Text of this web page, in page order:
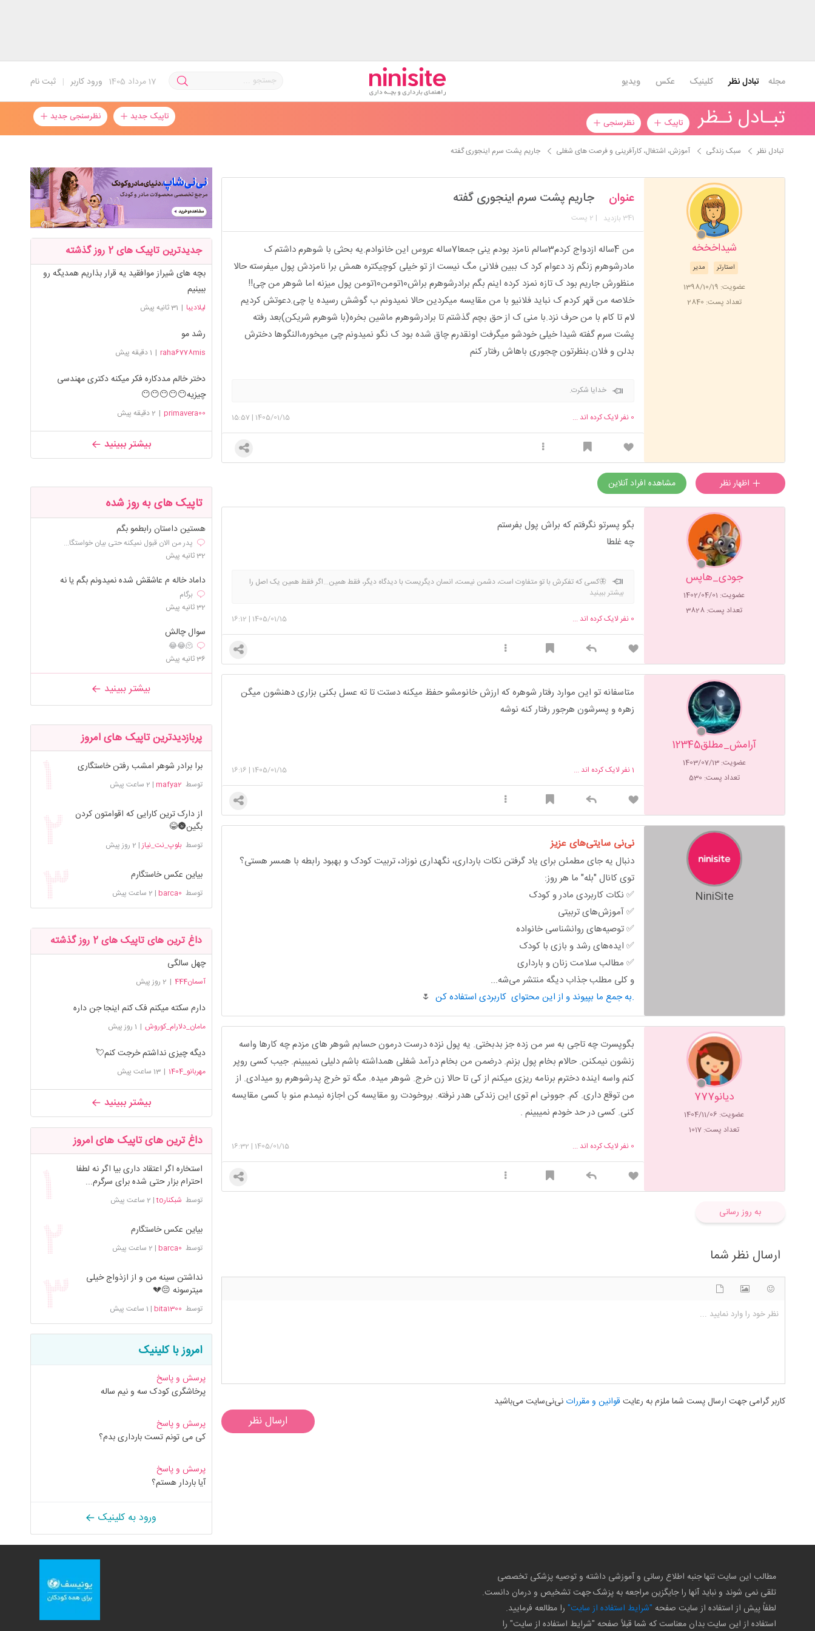
ثبت نام | ورود کاربر 17مرداد 1405 مجله تبادل نظر کلینیک عکس ویدیو
تبـادل نـظر تاپیک نظرسنجی تاپیک جدید نظرسنجی جدید
تبادل نظر سبک زندگی آموزش، اشتغال، کارآفرینی و فرصت های شغلی جاریم پشت سرم اینجوری گفته
شیداخخخه
مدیر استارتر
عضویت: 1398/10/19
تعداد پست: 2840
عنوان جاریم پشت سرم اینجوری گفته
341 بازدید | 2 پست
من 4ساله ازدواج کردم3سالم نامزد بودم ینی جمعا7ساله عروس این خانوادم.یه بحثی با شوهرم داشتم ک
مادرشوهرم زنگم زد دعوام کرد ک ببین فلانی مگ نیست از تو خیلی کوچیکتره همش برا نامزدش پول میفرسته حالا
منظورش جاریم بود ک تازه نمزد کرده اینم بگم برادرشوهرم براش10تومن10تومن پول میزنه اما شوهر من چی!!
خلاصه من قهر کردم ک نباید فلانیو با من مقایسه میکردین حالا نمیدونم ب گوشش رسیده یا چی.دعوتش کردیم
لام تا کام با من حرف نزد.با منی ک از حق بچم گذشتم تا برادرشوهرم ماشین بخره(با شوهرم شریکن)بعد رفته
پشت سرم گفته شیدا خیلی خودشو میگرفت اونقدرم چاق شده بود ک نگو نمیدونم چی میخوره،النگوها دخترش
بدلن و فلان.بنظرتون چجوری باهاش رفتار کنم
خدایا شکرت.
1405/01/15
|
15:57 0 نفر لایک کرده اند ...
مشاهده افراد آنلاین
جودی_هاپس
عضویت: 1402/04/01
تعداد پست: 3828
بگو پسرتو نگرفتم که براش پول بفرستم
چه غلطا
🦋کسی که تفکرش با تو متفاوت است، دشمن نیست، انسان دیگریست با دیدگاه دیگر، فقط همین...اگر فقط همین یک اصل را
می پذیرفتیم، روابطمان بهتر می شد، آرامشی توام با احترام، به همین سادگی! مشکل ما افکار بسته است..!
بیشتر ببینید
1405/01/15
|
16:12 0 نفر لایک کرده اند ...
آرامش_مطلق12345
عضویت: 1403/07/13
تعداد پست: 530
متاسفانه تو این موارد رفتار شوهره که ارزش خانومشو حفظ میکنه دستت تا ته عسل بکنی بزاری دهنشون میگن
زهره و پسرشون هرجور رفتار کنه نوشه
1405/01/15
|
16:16 1نفر لایک کرده اند ...
NiniSite
نی‌نی سایتی‌های عزیز
دنبال یه جای مطمئن برای یاد گرفتن نکات بارداری، نگهداری نوزاد، تربیت کودک و بهبود رابطه با همسر هستی؟
توی کانال "بله" ما هر روز:
✅ نکات کاربردی مادر و کودک
✅ آموزش‌های تربیتی
✅ توصیه‌های روانشناسی خانواده
✅ ایده‌های رشد و بازی با کودک
✅ مطالب سلامت زنان و بارداری
و کلی مطلب جذاب دیگه منتشر می‌شه...
به جمع ما بپیوند و از این محتوای کاربردی استفاده کن.
🌷
دیانو777
عضویت: 1404/11/06
تعداد پست: 1017
بگوپسرت چه تاجی به سر من زده جز بدبختی. یه پول نزده درست درمون حسابم شوهر های مزدم چه کارها واسه
زنشون نیمکنن. حالام بخام پول بزنم. درضمن من بخام درآمد شغلی همداشته باشم دلیلی نمیبینم. جیب کسی روپر
کنم واسه اینده دخترم برنامه ریزی میکنم از کی تا حالا زن خرج. شوهر میده. مگه تو خرج پدرشوهرم رو میدادی. از
من توقع داری. کم. جوونی ام توی این زندکی هدر نرفته. بروخودت رو مقایسه کن اجازه نیمدم منو با کسی مقایسه
کنی. کسی در حد خودم نمیبینم .
1405/01/15
|
16:32 0 نفر لایک کرده اند ...
به روز رسانی
ارسال نظر شما
نظر خود را وارد نمایید ...
کاربر گرامی جهت ارسال پست شما ملزم به رعایت قوانین و مقرراتنی‌نی‌سایت می‌باشید
ارسال نظر
جدیدترین تاپیک های 2 روز گذشته
بچه های شیراز موافقید یه قرار بذاریم همدیگه رو
ببینیم
لیلادیبا | 31 ثانیه پیش
رشد مو
raha6778mis
| 1 دقیقه پیش
دختر خالم مددکاره فکر میکنه دکتری مهندسی
چیزیه😶😶😶😶😶
primavera00
| 2 دقیقه پیش
بیشتر ببینید
تاپیک های به روز شده
هستین داستان رابطمو بگم
پدر من الان قبول نمیکنه حتی بیان خواستگا...
32 ثانیه پیش
داماد خاله م عاشقش شده نمیدونم بگم یا نه
برگام
32 ثانیه پیش
سوال چالش
🫠😂😂
36 ثانیه پیش
بیشتر ببینید
پربازدیدترین تاپیک های امروز
برا برادر شوهر امشب رفتن خاستگاری
توسط mafya2
| 2 ساعت پیش
از دارک ترین کارایی که اقوامتون کردن
بگین🌚😂
توسطبلوپ_نت_نیاز| 2 روز پیش
بیاین عکس خاستگارم
توسط barca0
| 2 ساعت پیش
داغ ترین های تاپیک های 2 روز گذشته
چهل سالگی
آسمان444 | 2 روز پیش
دارم سکته میکنم فک کنم اینجا جن داره
مامان_دلارام_کوروش | 1 روز پیش
دیگه چیزی نداشتم خرجت کنم💘
مهربانو_1404 | 13 ساعت پیش
بیشتر ببینید
داغ ترین های تاپیک های امروز
استخاره اگر اعتقاد داری بیا اگر نه لطفا
احترام بزار حتی شده برای سرگرم...
توسط شبکنارto | 2 ساعت پیش
بیاین عکس خاستگارم
توسط barca0
| 2 ساعت پیش
نداشتن سینه من و از ازذواج خیلی
میترسونه 😔💔
توسط bita1300
| 1 ساعت پیش
امروز با کلینیک
پرسش و پاسخ
پرخاشگری کودک سه و نیم ساله
پرسش و پاسخ
کی می تونم تست بارداری بدم؟
پرسش و پاسخ
آیا باردار هستم؟
ورود به کلینیک
مطالب این سایت تنها جنبه اطلاع رسانی و آموزشی داشته و توصیه پزشکی تخصصی
تلقی نمی شوند و نباید آنها را جایگزین مراجعه به پزشک جهت تشخیص و درمان دانست.
لطفاً پیش از استفاده از سایت صفحه "شرایط استفاده از سایت" را مطالعه فرمایید.
استفاده از این سایت بدان معناست که شما قبلاً صفحه "شرایط استفاده از سایت" را